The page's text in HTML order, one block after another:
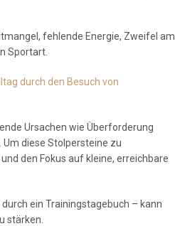
fehlende Energie, Zweifel am
Sportart.
durch den Besuch von
Ursachen wie Überforderung
diese Stolpersteine zu
den Fokus auf kleine, erreichbare
ein Trainingstagebuch – kann
stärken.